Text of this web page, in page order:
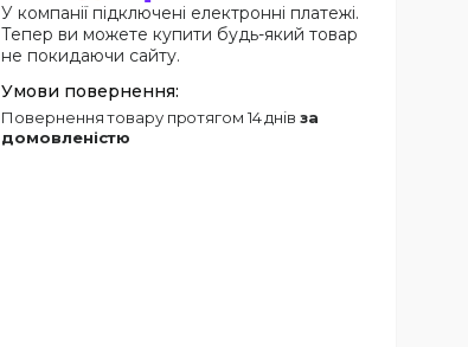
У компанії підключені електронні платежі.
Тепер ви можете купити будь-який товар
не покидаючи сайту.
повернення товару протягом 14 днів за
домовленістю